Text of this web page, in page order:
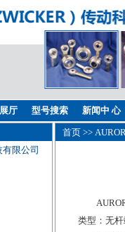
厅 型号搜索 新闻中 心
限公司
首页 >>
类型：无